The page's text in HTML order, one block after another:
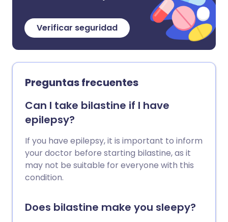
Verificar seguridad
Preguntas frecuentes
Can I take bilastine if I have
epilepsy?
If you have epilepsy, it is important to inform
your doctor before starting bilastine, as it
may not be suitable for everyone with this
condition.
Does bilastine make you sleepy?